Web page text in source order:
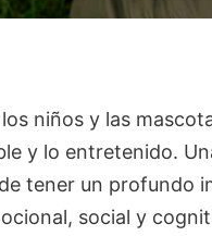
niños y las
y lo entretenido.
tener un profundo
social y